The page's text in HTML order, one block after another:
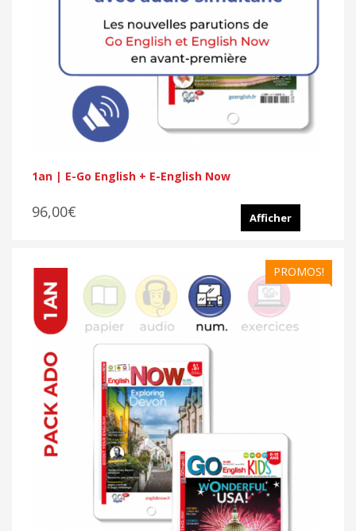
1an | E-Go English + E-English Now
96,00€ Afficher
PROMOS!